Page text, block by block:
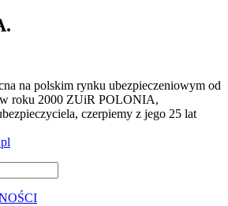
na polskim rynku ubezpieczeniowym od
roku 2000 ZUiR POLONIA,
czerpiemy z jego 25 lat